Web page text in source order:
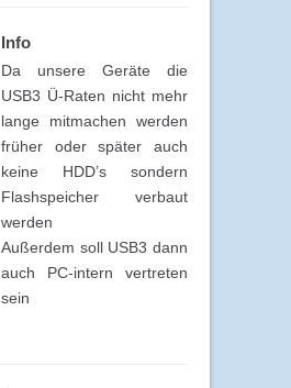
Info
Da unsere Geräte die
USB3 Ü-Raten nicht mehr
lange mitmachen werden
früher oder später auch
keine HDD’s sondern
Flashspeicher verbaut
werden
Außerdem soll USB3 dann
auch PC-intern vertreten
sein